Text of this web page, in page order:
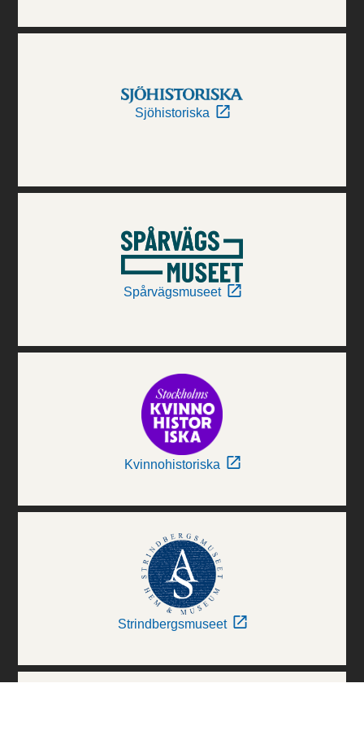
Sjöhistoriska
Spårvägsmuseet
Kvinnohistoriska
Strindbergsmuseet